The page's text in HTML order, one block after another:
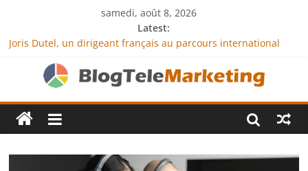
samedi, août 8, 2026
Latest:
Joris Dutel, un dirigeant français au parcours international
Agria Assurance Animaux : comment l’entreprise se
démarque-t-elle de la concurrence ?
JCA Academy : l’excellence au service de l’indépendance
financière
Denis Bouclon : la diplomatie éducative comme moteur de
Next Terra International : des solutions logistiques au service